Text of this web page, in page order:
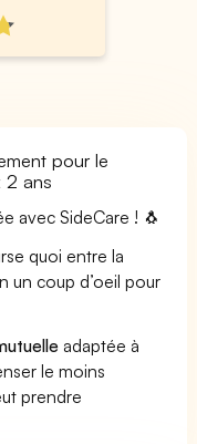
pour le
2 ans
avec SideCare ! 🐧
quoi entre la
un coup d’oeil pour
adaptée à
le moins
prendre